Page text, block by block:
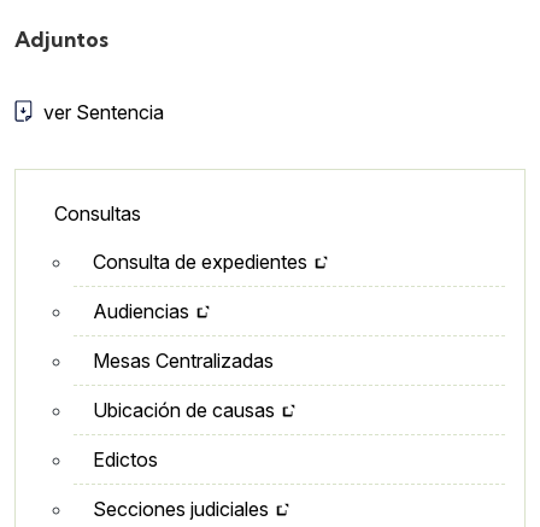
Adjuntos
ver Sentencia
Lateral - Menú secundario
Consultas
Consulta de expedientes
Audiencias
Mesas Centralizadas
Ubicación de causas
Edictos
Secciones judiciales